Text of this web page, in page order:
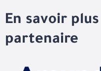
En savoir
partenaire